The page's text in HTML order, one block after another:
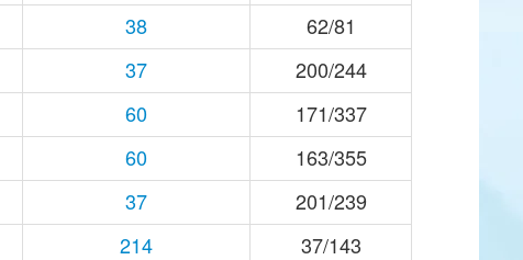
38
62/81
37
200/244
60
171/337
60
163/355
37
201/239
214
37/143